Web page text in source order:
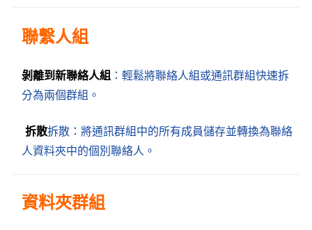
聯繫人組
剝離到新聯絡人組 ：輕鬆將聯絡人組或通訊群組快速拆
分為兩個群組。
拆散拆散：將通訊群組中的所有成員儲存並轉換為聯絡
人資料夾中的個別聯絡人。
資料夾群組